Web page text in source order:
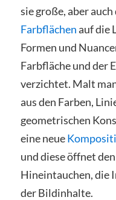
sie große, aber
Farbflächenauf die
Formen und
Farbfläche und der
verzichtet. Malt
aus den Farben,
geometrischen
eine neue
und diese öffnet
Hineintauchen, die
der Bildinhalte.